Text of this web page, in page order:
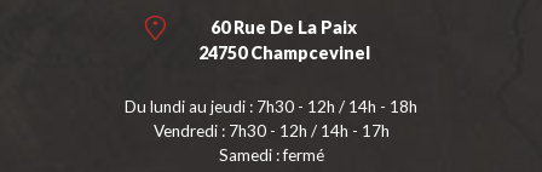
60 Rue De La Paix
24750 Champcevinel
Du lundi au jeudi : 7h30 - 12h / 14h - 18h
Vendredi : 7h30 - 12h / 14h - 17h
Samedi : fermé